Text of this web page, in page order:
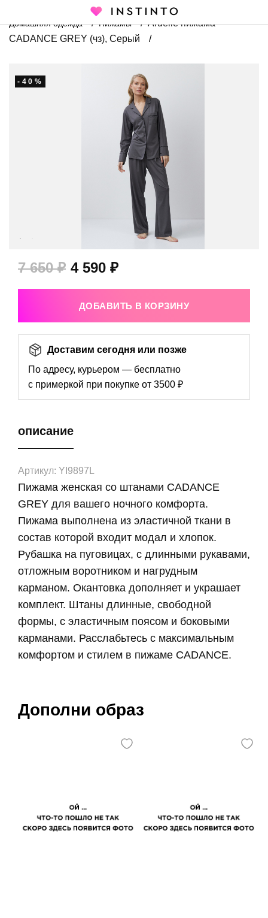
Каталог
ЛИКВИДАЦИЯ 40%
Домашняя одежда
Пижамы
Aruelle пижама
CADANCE GREY (чз), Серый
-40%
7 650 ₽ 4 590 ₽
ДОБАВИТЬ В КОРЗИНУ
Доставим сегодня или позже
По адресу, курьером — бесплатно
с примеркой при покупке от 3500 ₽
описание
Артикул: YI9897L
Пижама женская со штанами CADANCE
GREY для вашего ночного комфорта.
Пижама выполнена из эластичной ткани в
состав которой входит модал и хлопок.
Рубашка на пуговицах, с длинными рукавами,
отложным воротником и нагрудным
карманом. Окантовка дополняет и украшает
комплект. Штаны длинные, свободной
формы, с эластичным поясом и боковыми
карманами. Расслабьтесь с максимальным
комфортом и стилем в пижаме CADANCE.
Дополни образ